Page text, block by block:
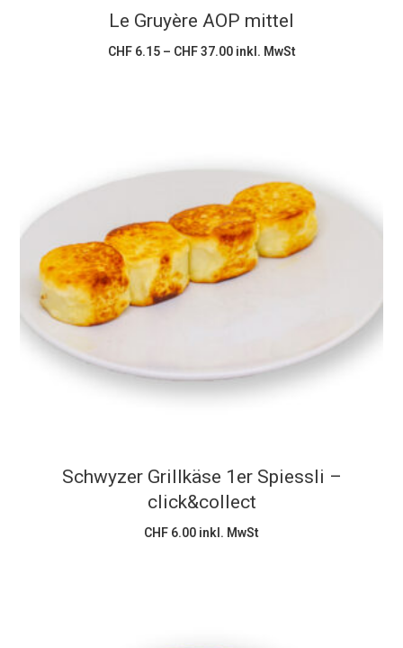
auf
der
Le Gruyère AOP mittel
CHF6.15 – CHF37.00Preisspanne:
inkl. MwSt
In den Warenkorb
Schwyzer Grillkäse 1er Spiessli –
click&collect
CHF 6.00 inkl. MwSt